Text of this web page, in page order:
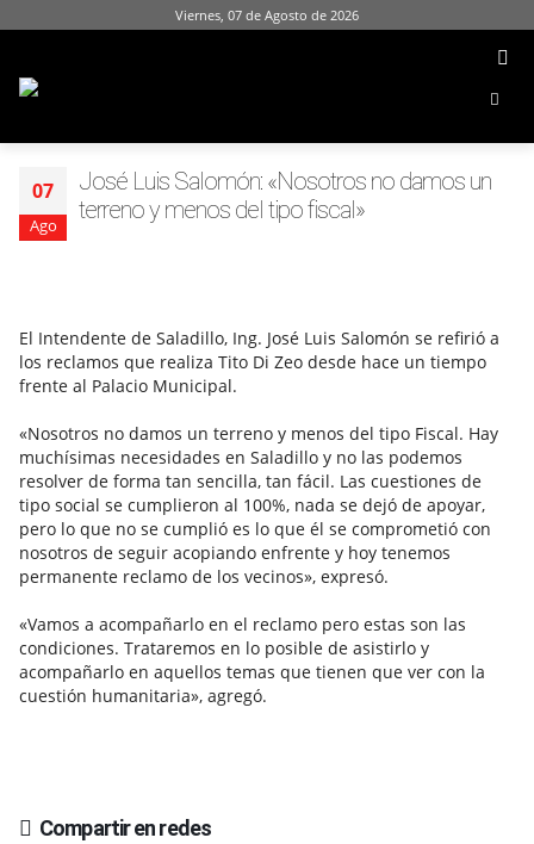
Viernes, 07 de Agosto de 2026
07
Ago
José Luis Salomón: «Nosotros no damos un
terreno y menos del tipo fiscal»
El Intendente de Saladillo, Ing. José Luis Salomón se refirió a
los reclamos que realiza Tito Di Zeo desde hace un tiempo
frente al Palacio Municipal.
«Nosotros no damos un terreno y menos del tipo Fiscal. Hay
muchísimas necesidades en Saladillo y no las podemos
resolver de forma tan sencilla, tan fácil. Las cuestiones de
tipo social se cumplieron al 100%, nada se dejó de apoyar,
pero lo que no se cumplió es lo que él se comprometió con
nosotros de seguir acopiando enfrente y hoy tenemos
permanente reclamo de los vecinos», expresó.
«Vamos a acompañarlo en el reclamo pero estas son las
condiciones. Trataremos en lo posible de asistirlo y
acompañarlo en aquellos temas que tienen que ver con la
cuestión humanitaria», agregó.
Compartir en redes